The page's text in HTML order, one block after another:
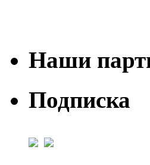
Наши
Подписка